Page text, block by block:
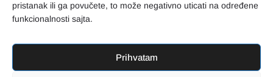
pristanak ili ga povučete, to može negativno uticati na određene
funkcionalnosti sajta.
Prihvatam